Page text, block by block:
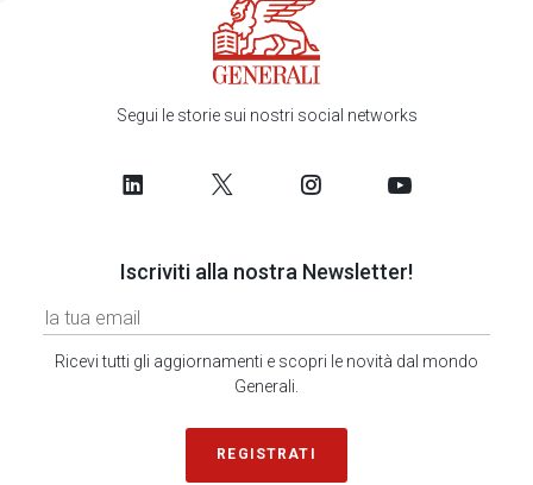
Segui le storie sui nostri social networks
Iscriviti alla nostra Newsletter!
Ricevi tutti gli aggiornamenti e scopri le novità dal mondo
Generali.
REGISTRATI